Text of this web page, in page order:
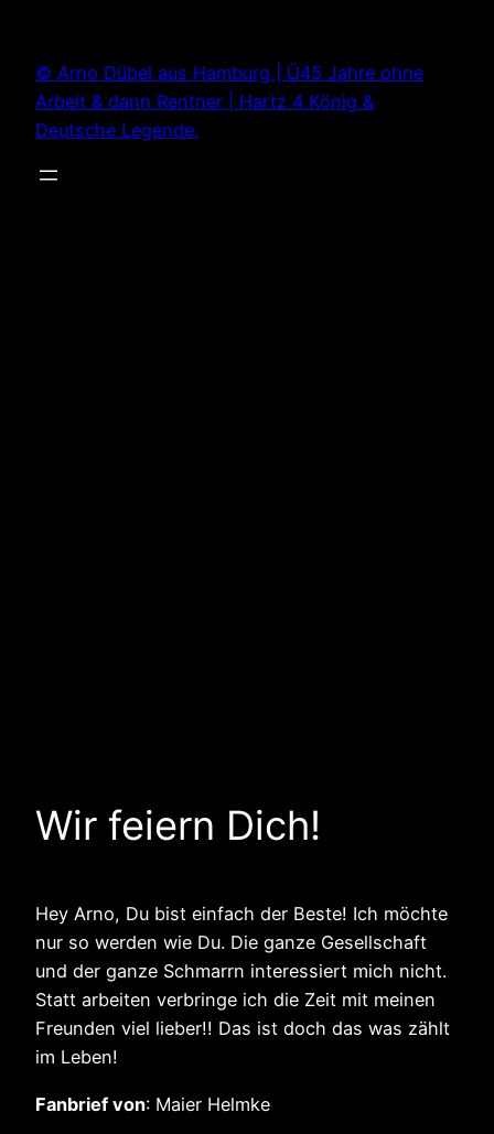
springen
© Arno Dübel aus Hamburg | Ü45 Jahre ohne
Arbeit & dann Rentner | Hartz 4 König &
Deutsche Legende.
Wir feiern Dich!
Hey Arno, Du bist einfach der Beste! Ich möchte
nur so werden wie Du. Die ganze Gesellschaft
und der ganze Schmarrn interessiert mich nicht.
Statt arbeiten verbringe ich die Zeit mit meinen
Freunden viel lieber!! Das ist doch das was zählt
im Leben!
Fanbrief von: Maier Helmke